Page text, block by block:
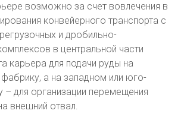
возможно за счет вовлечения в
конвейерного транспорта с
и дробильно-
в центральной части
карьера для подачи руды на
а на западном или юго-
– для организации перемещения
внешний отвал.